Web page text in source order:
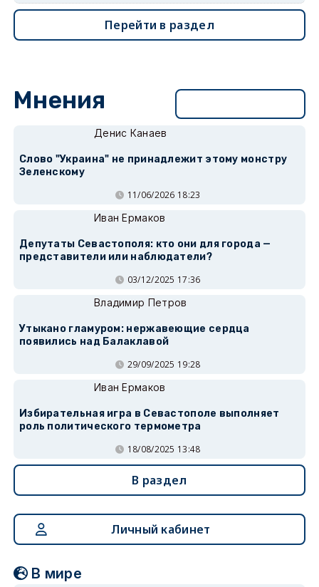
Перейти в раздел
Мнения
Денис Канаев
Слово "Украина" не принадлежит этому монстру
Зеленскому
11/06/2026 18:23
Иван Ермаков
Депутаты Севастополя: кто они для города —
представители или наблюдатели?
03/12/2025 17:36
Владимир Петров
Утыкано гламуром: нержавеющие сердца
появились над Балаклавой
29/09/2025 19:28
Иван Ермаков
Избирательная игра в Севастополе выполняет
роль политического термометра
18/08/2025 13:48
В раздел
Личный кабинет
В мире